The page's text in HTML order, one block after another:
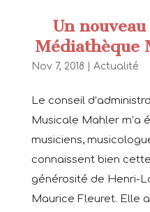
Un
Médiathèque
Nov 7, 2018 Actualité
Le conseil
Musicale Mahler m’a
musiciens,
connaissent bien
générosité de Henri-
Maurice Fleuret. Elle